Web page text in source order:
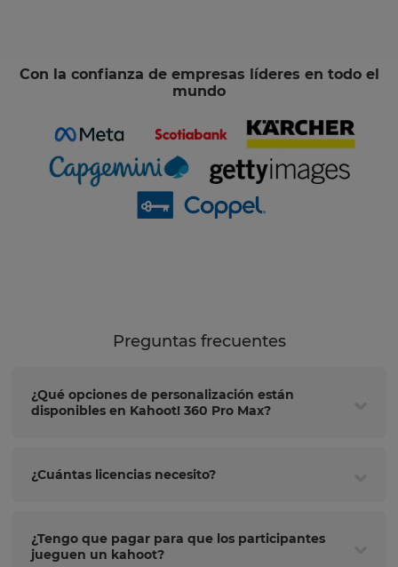
Con la confianza de empresas líderes en todo el
mundo
Preguntas frecuentes
¿Qué opciones de personalización están
disponibles en Kahoot! 360 Pro Max?
¿Cuántas licencias necesito?
¿Tengo que pagar para que los participantes
jueguen un kahoot?